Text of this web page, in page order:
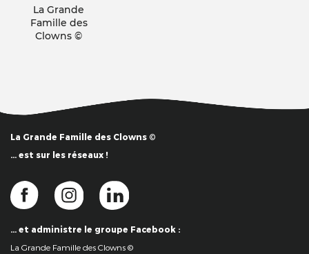
La Grande
Famille des
Clowns ©
La Grande Famille des Clowns ©
… est sur les réseaux !
… et administre le groupe Facebook :
La Grande Famille des Clowns ©